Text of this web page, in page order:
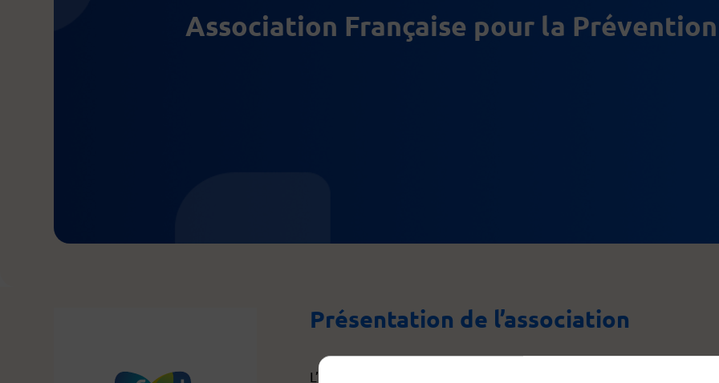
Association Française pour la
Présentation de l’association
L’association Française pour la Prévention des Allergies, ce